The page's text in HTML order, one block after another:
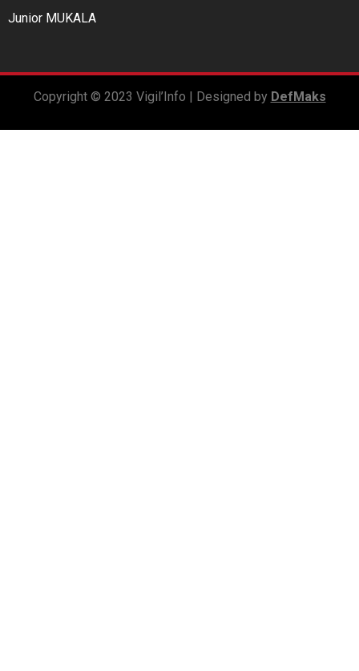
Junior MUKALA
Copyright © 2023 Vigil’Info | Designed by DefMaks